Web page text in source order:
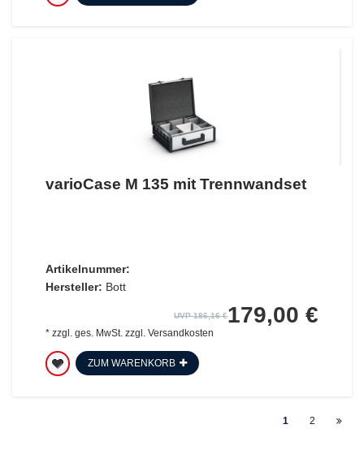
varioCase M 135 mit Trennwandset
Artikelnummer:
Hersteller: Bott
UVP 186,16 €179,00 €
* zzgl. ges. MwSt.zzgl. Versandkosten
ZUM WARENKORB
1 2